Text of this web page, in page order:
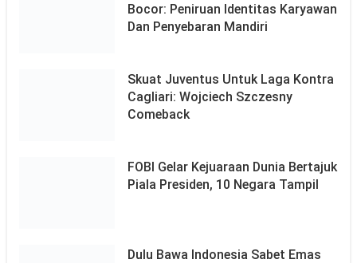
Bocor: Peniruan Identitas Karyawan
Dan Penyebaran Mandiri
Skuat Juventus Untuk Laga Kontra
Cagliari: Wojciech Szczesny
Comeback
FOBI Gelar Kejuaraan Dunia Bertajuk
Piala Presiden, 10 Negara Tampil
Dulu Bawa Indonesia Sabet Emas